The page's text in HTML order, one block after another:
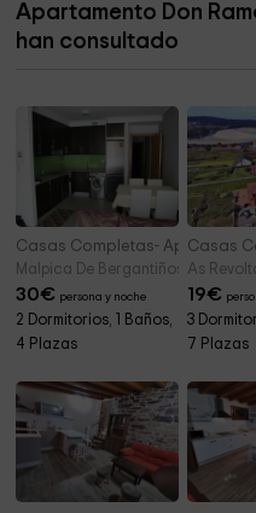
Alfareria Mindiringuin
Apartamento Don
han consultado
Casas Completas-
Malpica De Bergantiños (A
30€ persona y noche
2 Dormitorios, 1 Baños,
4 Plazas
Casas
As
19€
3
7 Plazas